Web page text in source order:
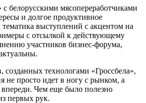
белорусскими мясопереработчиками
и долгое продуктивное
выступлений с акцентом на
с отсылкой к действующему
участников бизнес-форума,
созданных технологами «Гроссбела»,
не просто идет в ногу с рынком, а
впереди. Чем еще было полезно
первых рук.